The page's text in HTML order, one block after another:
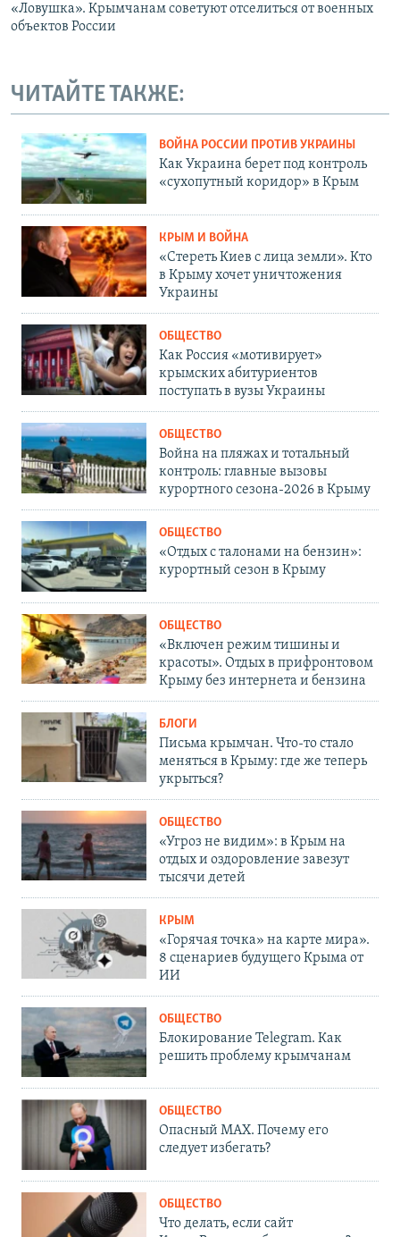
«Ловушка». Крымчанам советуют отселиться от военных
объектов России
ЧИТАЙТЕ ТАКЖЕ:
ВОЙНА РОССИИ ПРОТИВ УКРАИНЫ
Как Украина берет под контроль
«сухопутный коридор» в Крым
КРЫМ И ВОЙНА
«Стереть Киев с лица земли». Кто
в Крыму хочет уничтожения
Украины
ОБЩЕСТВО
Как Россия «мотивирует»
крымских абитуриентов
поступать в вузы Украины
ОБЩЕСТВО
Война на пляжах и тотальный
контроль: главные вызовы
курортного сезона-2026 в Крыму
ОБЩЕСТВО
«Отдых с талонами на бензин»:
курортный сезон в Крыму
ОБЩЕСТВО
«Включен режим тишины и
красоты». Отдых в прифронтовом
Крыму без интернета и бензина
БЛОГИ
Письма крымчан. Что-то стало
меняться в Крыму: где же теперь
укрыться?
ОБЩЕСТВО
«Угроз не видим»: в Крым на
отдых и оздоровление завезут
тысячи детей
КРЫМ
«Горячая точка» на карте мира».
8 сценариев будущего Крыма от
ИИ
ОБЩЕСТВО
Блокирование Telegram. Как
решить проблему крымчанам
ОБЩЕСТВО
Опасный MAX. Почему его
следует избегать?
ОБЩЕСТВО
Что делать, если сайт